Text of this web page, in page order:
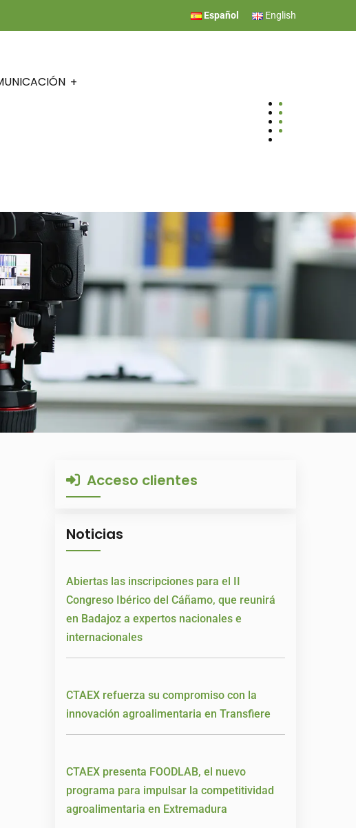
Español English
Acceso clientes
Noticias
Abiertas las inscripciones para el II
Congreso Ibérico del Cáñamo, que reunirá
en Badajoz a expertos nacionales e
internacionales
CTAEX refuerza su compromiso con la
innovación agroalimentaria en Transfiere
CTAEX presenta FOODLAB, el nuevo
programa para impulsar la competitividad
agroalimentaria en Extremadura